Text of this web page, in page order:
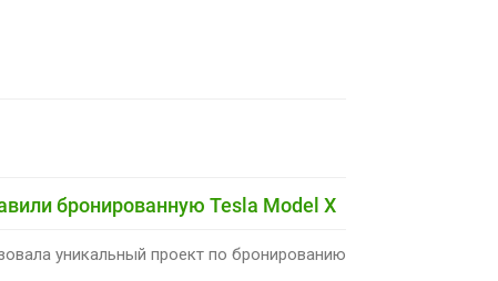
бронированную Tesla Model X
уникальный проект по бронированию